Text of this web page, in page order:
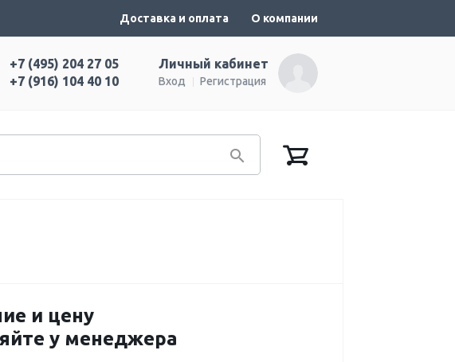
Доставка и оплата О компании
Личный кабинет
Вход Регистрация
+7 (495) 204 27 05
+7 (916) 104 40 10
и цену
у менеджера